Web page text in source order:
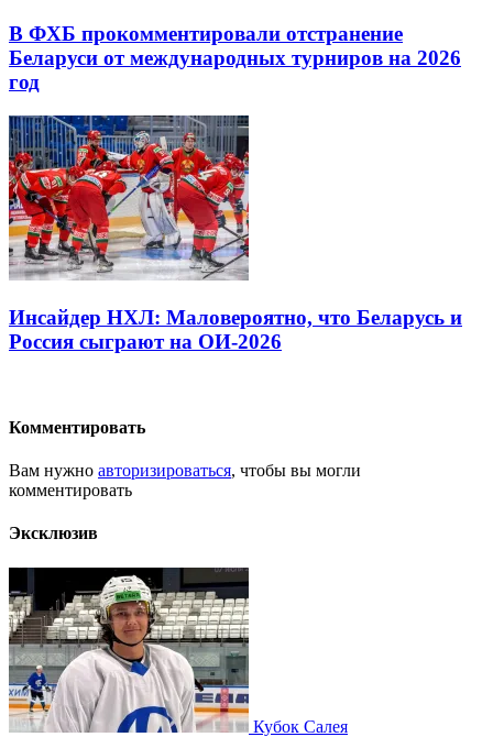
В ФХБ прокомментировали отстранение
Беларуси от международных турниров на 2026
год
Инсайдер НХЛ: Маловероятно, что Беларусь и
Россия сыграют на ОИ-2026
Комментировать
Вам нужно авторизироваться, чтобы вы могли
комментировать
Эксклюзив
Кубок Салея